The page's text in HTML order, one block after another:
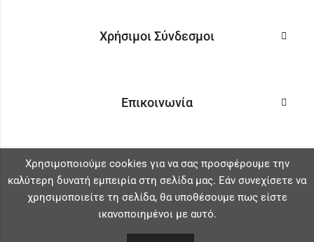
Χρήσιμοι Σύνδεσμοι
Επικοινωνία
Χρησιμοποιούμε cookies για να σας προσφέρουμε την
καλύτερη δυνατή εμπειρία στη σελίδα μας. Εάν συνεχίσετε να
χρησιμοποιείτε τη σελίδα, θα υποθέσουμε πως είστε
ικανοποιημένοι με αυτό.